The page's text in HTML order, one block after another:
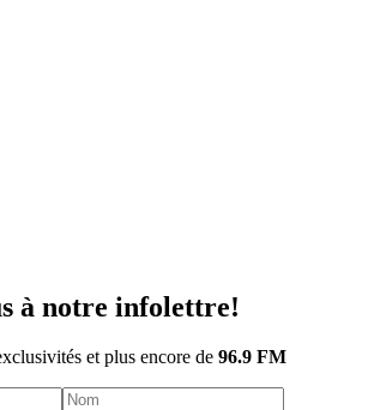
à notre infolettre!
et plus encore de 96.9 FM